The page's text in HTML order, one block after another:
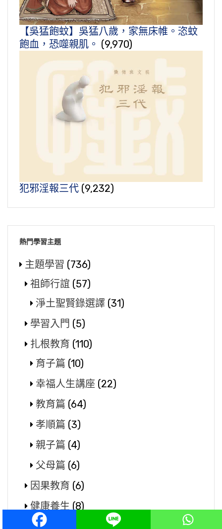
【吳猛飽蚊】吳猛八歲，家無床帷。恣蚊
飽血，恐噬親肌。 (9,970)
犯邪淫報三代 (9,232)
熱門學習主題
主題學習 (736)
祖師行誼 (57)
淨土聖賢錄選譯 (31)
學習入門 (5)
扎根教育 (110)
育子篇 (10)
幸福人生講座 (22)
教育篇 (64)
孝順篇 (3)
親子篇 (4)
父母篇 (6)
因果教育 (6)
健康養生 (8)
德育故事